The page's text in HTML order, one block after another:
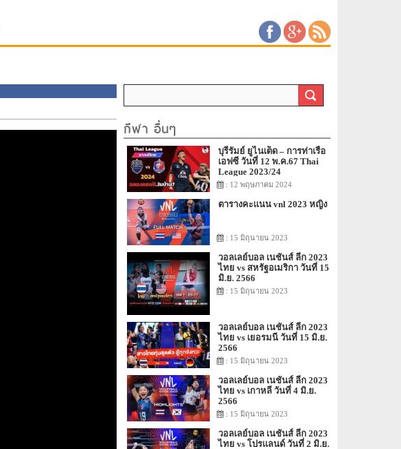
กีฬา อื่นๆ
บุรีรัมย์ ยูไนเต็ด – การท่าเรือ
เอฟซี วันที่ 12 พ.ค.67 Thai
League 2023/24
: 12 พฤษภาคม 2024
ตารางคะแนน vnl 2023 หญิง
: 15 มิถุนายน 2023
วอลเลย์บอล เนชันส์ ลีก 2023
ไทย vs สหรัฐอเมริกา วันที่ 15
มิ.ย. 2566
: 15 มิถุนายน 2023
วอลเลย์บอล เนชันส์ ลีก 2023
ไทย vs เยอรมนี วันที่ 15 มิ.ย.
2566
: 15 มิถุนายน 2023
วอลเลย์บอล เนชันส์ ลีก 2023
ไทย vs เกาหลี วันที่ 4 มิ.ย.
2566
: 15 มิถุนายน 2023
วอลเลย์บอล เนชันส์ ลีก 2023
ไทย vs โปรแลนด์ วันที่ 2 มิ.ย.